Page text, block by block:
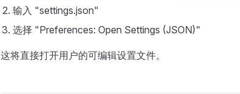
输入 "settings.json"
选择 "Preferences: Open Settings (JSON)"
这将直接打开用户的可编辑设置文件。